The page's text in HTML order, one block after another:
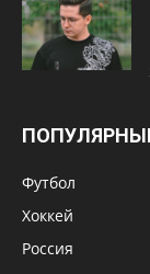
Футбол
Хоккей
Россия